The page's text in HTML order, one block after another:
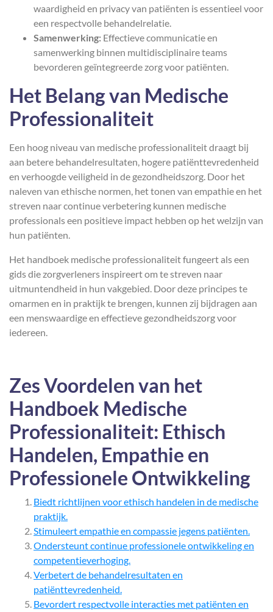
waardigheid en privacy van patiënten is essentieel voor
een respectvolle behandelrelatie.
Samenwerking: Effectieve communicatie en
samenwerking binnen multidisciplinaire teams
bevorderen geïntegreerde zorg voor patiënten.
Het Belang van Medische
Professionaliteit
Een hoog niveau van medische professionaliteit draagt bij
aan betere behandelresultaten, hogere patiënttevredenheid
en verhoogde veiligheid in de gezondheidszorg. Door het
naleven van ethische normen, het tonen van empathie en het
streven naar continue verbetering kunnen medische
professionals een positieve impact hebben op het welzijn van
hun patiënten.
Het handboek medische professionaliteit fungeert als een
gids die zorgverleners inspireert om te streven naar
uitmuntendheid in hun vakgebied. Door deze principes te
omarmen en in praktijk te brengen, kunnen zij bijdragen aan
een menswaardige en effectieve gezondheidszorg voor
iedereen.
Zes Voordelen van het
Handboek Medische
Professionaliteit: Ethisch
Handelen, Empathie en
Professionele Ontwikkeling
Biedt richtlijnen voor ethisch handelen in de medische
praktijk.
Stimuleert empathie en compassie jegens patiënten.
Ondersteunt continue professionele ontwikkeling en
competentieverhoging.
Verbetert de behandelresultaten en
patiënttevredenheid.
Bevordert respectvolle interacties met patiënten en